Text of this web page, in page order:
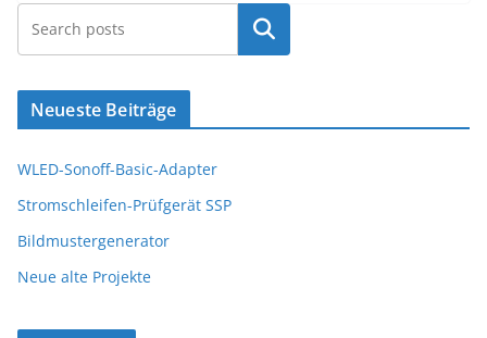
Suchen
Neueste Beiträge
WLED-Sonoff-Basic-Adapter
Stromschleifen-Prüfgerät SSP
Bildmustergenerator
Neue alte Projekte